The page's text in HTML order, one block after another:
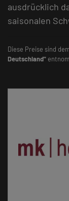
ausdrücklich
saisonalen
Diese Preise sind
Deutschland"